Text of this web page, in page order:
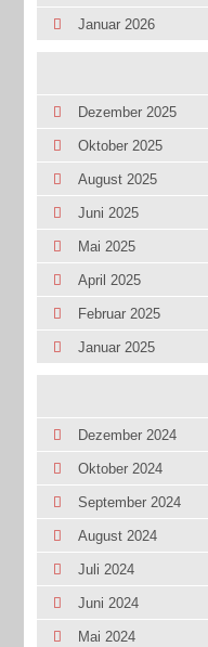
Januar 2026
Dezember 2025
Oktober 2025
August 2025
Juni 2025
Mai 2025
April 2025
Februar 2025
Januar 2025
Dezember 2024
Oktober 2024
September 2024
August 2024
Juli 2024
Juni 2024
Mai 2024